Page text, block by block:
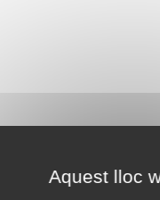
Aquest lloc